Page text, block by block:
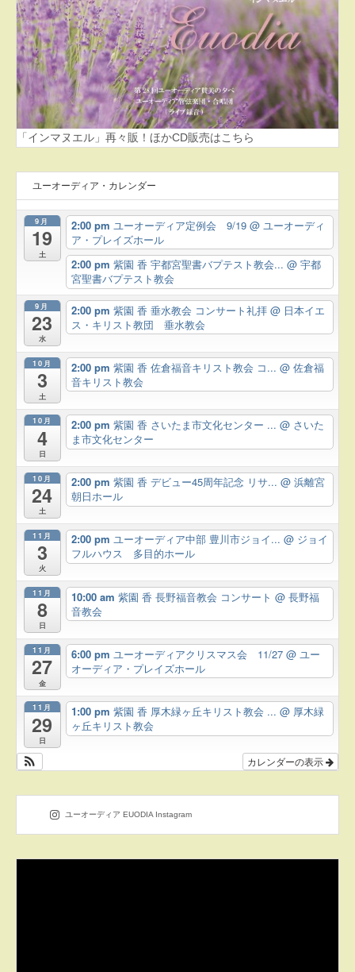
「インマヌエル」再々販！ほかCD販売はこちら
ユーオーディア・カレンダー
9月
19
土
2:00 pm ユーオーディア定例会 9/19 @ ユーオーディ
ア・プレイズホール
2:00 pm 紫園 香 宇都宮聖書バプテスト教会... @ 宇都
宮聖書バプテスト教会
9月
23
水
2:00 pm 紫園 香 垂水教会 コンサート礼拝 @ 日本イエ
ス・キリスト教団 垂水教会
10月
3
土
2:00 pm 紫園 香 佐倉福音キリスト教会 コ... @ 佐倉福
音キリスト教会
10月
4
日
2:00 pm 紫園 香 さいたま市文化センター ... @ さいた
ま市文化センター
10月
24
土
2:00 pm 紫園 香 デビュー45周年記念 リサ... @ 浜離宮
朝日ホール
11月
3
火
2:00 pm ユーオーディア中部 豊川市ジョイ... @ ジョイ
フルハウス 多目的ホール
11月
8
日
10:00 am 紫園 香 長野福音教会 コンサート @ 長野福
音教会
11月
27
金
6:00 pm ユーオーディアクリスマス会 11/27 @ ユー
オーディア・プレイズホール
11月
29
日
1:00 pm 紫園 香 厚木緑ヶ丘キリスト教会 ... @ 厚木緑
ヶ丘キリスト教会
カレンダーの表示
ユーオーディア EUODIA Instagram